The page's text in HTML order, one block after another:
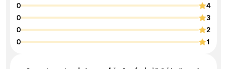
4
0
3
0
2
0
1
0